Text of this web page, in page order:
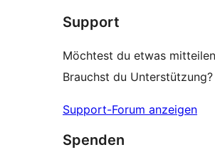
Support
Möchtest du etwas
Brauchst du Unterstützung?
Support-Forum anzeigen
Spenden